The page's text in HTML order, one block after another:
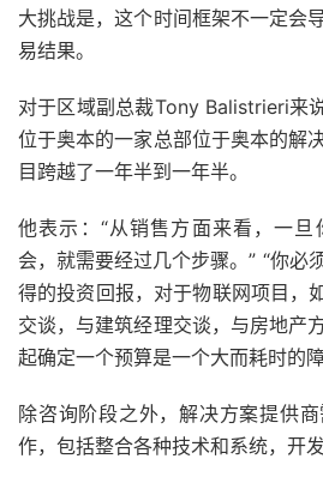
大挑战是，这个时间框架不一定会
易结果。
对于区域副总裁Tony Balistrieri来
位于奥本的一家总部位于奥本的解
目跨越了一年半到一年半。
他表示：“从销售方面来看，一
会，就需要经过几个步骤。” “你必
得的投资回报，对于物联网项目，
交谈，与建筑经理交谈，与房地产
起确定一个预算是一个大而耗时的
除咨询阶段之外，解决方案提供
作，包括整合各种技术和系统，开发